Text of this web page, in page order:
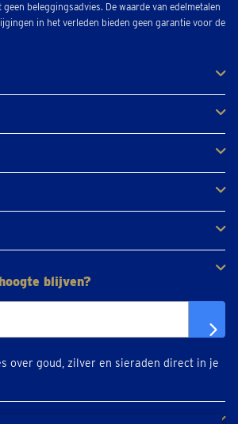
beleggingsadvies. De waarde van edelmetalen
in het verleden bieden geen garantie voor de
kopen
blijven?
over goud, zilver en sieraden direct in je